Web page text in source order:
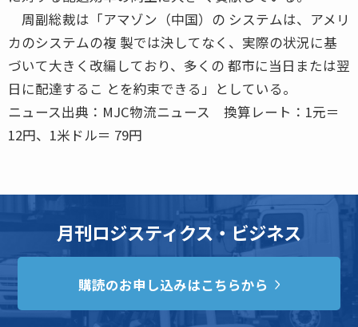
周副総裁は「アマゾン（中国）の システムは、アメリ
カのシステムの複 製では決してなく、実際の状況に基
づいて大きく改編しており、多くの 都市に当日または翌
日に配達するこ とを約束できる」としている。
ニュース出典：MJC物流ニュース 換算レート：1元＝
12円、1米ドル＝ 79円
月刊ロジスティクス・ビジネス
購読のお申し込みはこちらから